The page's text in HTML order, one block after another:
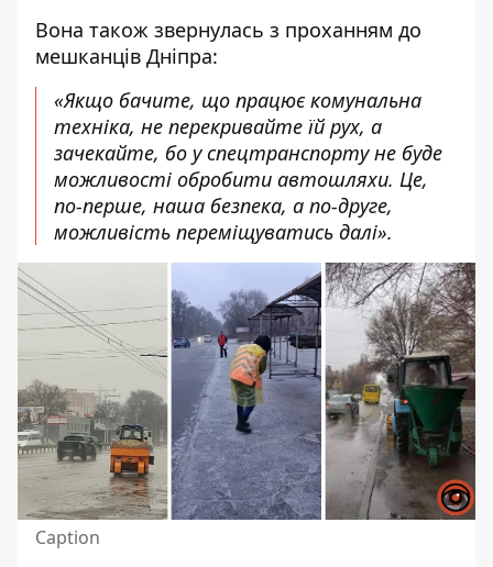
Вона також звернулась з проханням до
мешканців Дніпра:
«Якщо бачите, що працює комунальна
техніка, не перекривайте їй рух, а
зачекайте, бо у спецтранспорту не буде
можливості обробити автошляхи. Це,
по-перше, наша безпека, а по-друге,
можливість переміщуватись далі».
Caption